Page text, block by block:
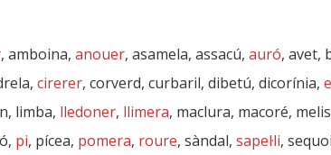
, amboina, anouer, asamela, assacú, auró, avet,
cirerer, corverd, curbaril, dibetú, dicorínia,
limba, lledoner, llimera, maclura, macoré,
pi, pícea, pomera, roure, sàndal, sapel·li,